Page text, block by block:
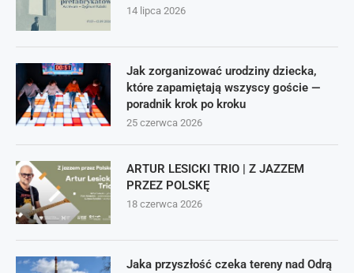
14 lipca 2026
Jak zorganizować urodziny dziecka,
które zapamiętają wszyscy goście —
poradnik krok po kroku
25 czerwca 2026
ARTUR LESICKI TRIO | Z JAZZEM
PRZEZ POLSKĘ
18 czerwca 2026
Jaka przyszłość czeka tereny nad Odrą